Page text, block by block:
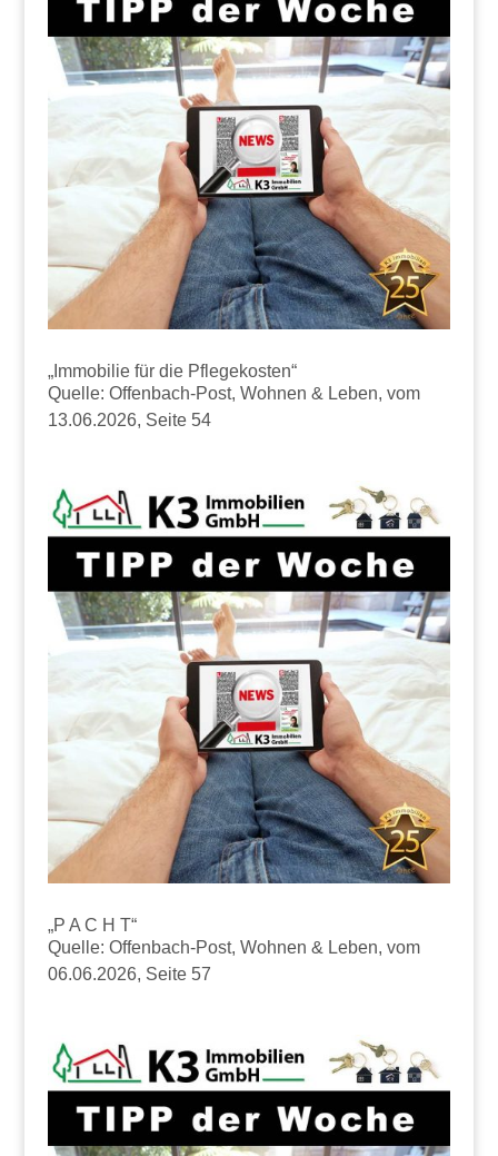
„Immobilie für die Pflegekosten“
Quelle: Offenbach-Post, Wohnen & Leben, vom
13.06.2026, Seite 54
„P A C H T“
Quelle: Offenbach-Post, Wohnen & Leben, vom
06.06.2026, Seite 57